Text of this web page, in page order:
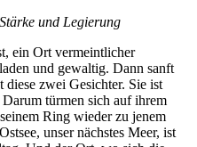
und Legierung
ein Ort vermeintlicher
und gewaltig. Dann sanft
diese zwei Gesichter. Sie ist
türmen sich auf ihrem
Ring wieder zu jenem
unser nächstes Meer, ist